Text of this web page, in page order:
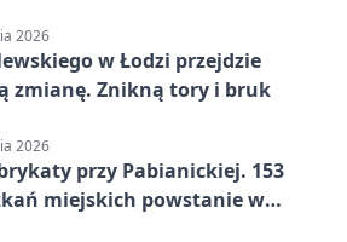
2026
w Łodzi przejdzie
zmianę. Znikną tory i bruk
2026
przy Pabianickiej. 153
miejskich powstanie w